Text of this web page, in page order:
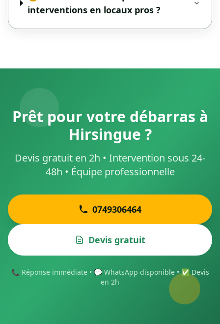
interventions en locaux pros ?
Prêt pour votre débarras à
Hirsingue ?
Devis gratuit en 2h • Intervention sous 24-
48h • Équipe professionnelle
0749306464
Devis gratuit
📞 Réponse immédiate • 💬 WhatsApp disponible • ✅ Devis
en 2h